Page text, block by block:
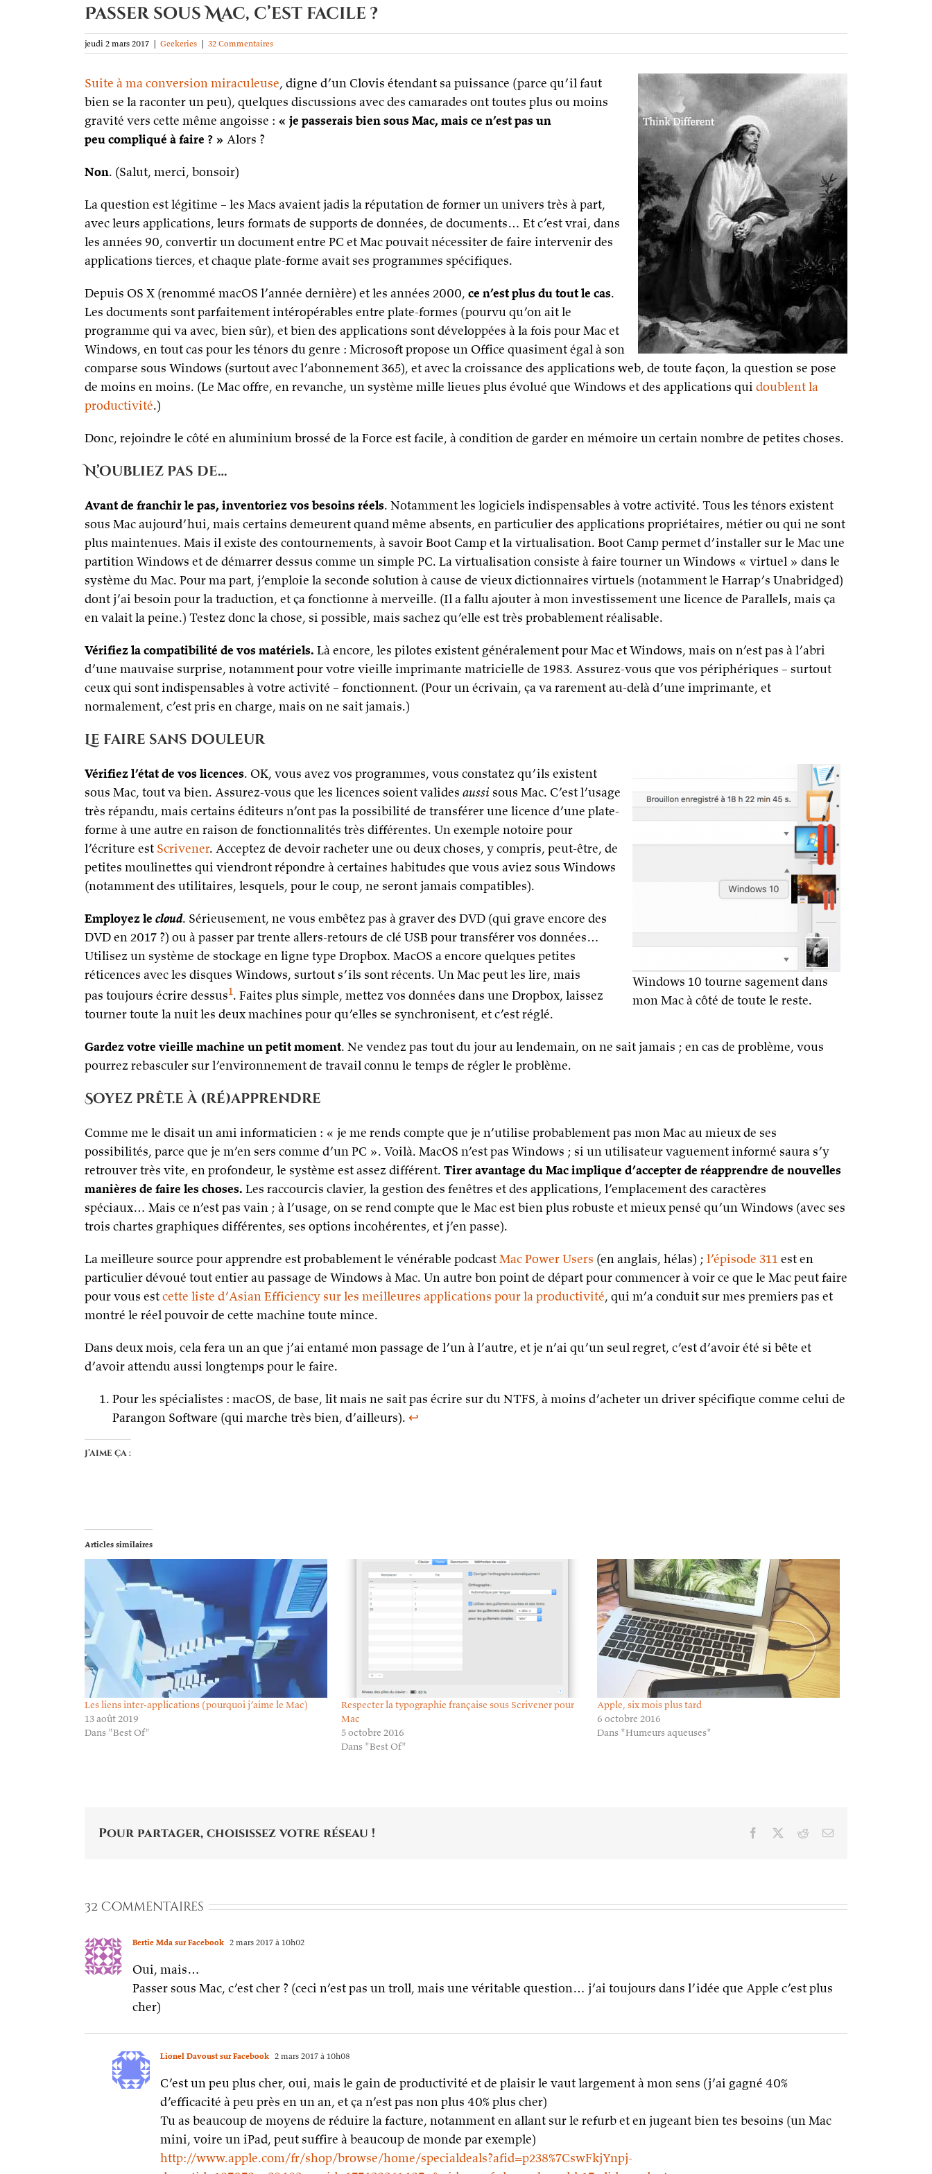
Passer sous Mac, c’est facile ?
jeudi 2 mars 2017 | Geekeries | 32 Commentaires
Suite à ma conversion miraculeuse, digne d’un Clovis étendant sa puissance (parce qu’il faut
bien se la raconter un peu), quelques discussions avec des camarades ont toutes plus ou moins
gravité vers cette même angoisse : « je passerais bien sous Mac, mais ce n’est pas un
peu compliqué à faire ? » Alors ?
Non. (Salut, merci, bonsoir)
La question est légitime – les Macs avaient jadis la réputation de former un univers très à part,
avec leurs applications, leurs formats de supports de données, de documents… Et c’est vrai, dans
les années 90, convertir un document entre PC et Mac pouvait nécessiter de faire intervenir des
applications tierces, et chaque plate-forme avait ses programmes spécifiques.
Depuis OS X (renommé macOS l’année dernière) et les années 2000, ce n’est plus du tout le cas.
Les documents sont parfaitement intéropérables entre plate-formes (pourvu qu’on ait le
programme qui va avec, bien sûr), et bien des applications sont développées à la fois pour Mac et
Windows, en tout cas pour les ténors du genre : Microsoft propose un Office quasiment égal à son
comparse sous Windows (surtout avec l’abonnement 365), et avec la croissance des applications web, de toute façon, la question se pose
de moins en moins. (Le Mac offre, en revanche, un système mille lieues plus évolué que Windows et des applications qui doublent la
productivité.)
Donc, rejoindre le côté en aluminium brossé de la Force est facile, à condition de garder en mémoire un certain nombre de petites choses.
N’oubliez pas de…
Avant de franchir le pas, inventoriez vos besoins réels. Notamment les logiciels indispensables à votre activité. Tous les ténors existent
sous Mac aujourd’hui, mais certains demeurent quand même absents, en particulier des applications propriétaires, métier ou qui ne sont
plus maintenues. Mais il existe des contournements, à savoir Boot Camp et la virtualisation. Boot Camp permet d’installer sur le Mac une
partition Windows et de démarrer dessus comme un simple PC. La virtualisation consiste à faire tourner un Windows « virtuel » dans le
système du Mac. Pour ma part, j’emploie la seconde solution à cause de vieux dictionnaires virtuels (notamment le Harrap’s Unabridged)
dont j’ai besoin pour la traduction, et ça fonctionne à merveille. (Il a fallu ajouter à mon investissement une licence de Parallels, mais ça
en valait la peine.) Testez donc la chose, si possible, mais sachez qu’elle est très probablement réalisable.
Vérifiez la compatibilité de vos matériels. Là encore, les pilotes existent généralement pour Mac et Windows, mais on n’est pas à l’abri
d’une mauvaise surprise, notamment pour votre vieille imprimante matricielle de 1983. Assurez-vous que vos périphériques – surtout
ceux qui sont indispensables à votre activité – fonctionnent. (Pour un écrivain, ça va rarement au-delà d’une imprimante, et
normalement, c’est pris en charge, mais on ne sait jamais.)
Le faire sans douleur
Windows 10 tourne sagement dans
mon Mac à côté de toute le reste.
Vérifiez l’état de vos licences. OK, vous avez vos programmes, vous constatez qu’ils existent
sous Mac, tout va bien. Assurez-vous que les licences soient valides aussi sous Mac. C’est l’usage
très répandu, mais certains éditeurs n’ont pas la possibilité de transférer une licence d’une plate-
forme à une autre en raison de fonctionnalités très différentes. Un exemple notoire pour
l’écriture est Scrivener. Acceptez de devoir racheter une ou deux choses, y compris, peut-être, de
petites moulinettes qui viendront répondre à certaines habitudes que vous aviez sous Windows
(notamment des utilitaires, lesquels, pour le coup, ne seront jamais compatibles).
Employez le cloud. Sérieusement, ne vous embêtez pas à graver des DVD (qui grave encore des
DVD en 2017 ?) ou à passer par trente allers-retours de clé USB pour transférer vos données…
Utilisez un système de stockage en ligne type Dropbox. MacOS a encore quelques petites
réticences avec les disques Windows, surtout s’ils sont récents. Un Mac peut les lire, mais
pas toujours écrire dessus1. Faites plus simple, mettez vos données dans une Dropbox, laissez
tourner toute la nuit les deux machines pour qu’elles se synchronisent, et c’est réglé.
Gardez votre vieille machine un petit moment. Ne vendez pas tout du jour au lendemain, on ne sait jamais ; en cas de problème, vous
pourrez rebasculer sur l’environnement de travail connu le temps de régler le problème.
Soyez prêt.e à (ré)apprendre
Comme me le disait un ami informaticien : « je me rends compte que je n’utilise probablement pas mon Mac au mieux de ses
possibilités, parce que je m’en sers comme d’un PC ». Voilà. MacOS n’est pas Windows ; si un utilisateur vaguement informé saura s’y
retrouver très vite, en profondeur, le système est assez différent. Tirer avantage du Mac implique d’accepter de réapprendre de nouvelles
manières de faire les choses. Les raccourcis clavier, la gestion des fenêtres et des applications, l’emplacement des caractères
spéciaux… Mais ce n’est pas vain ; à l’usage, on se rend compte que le Mac est bien plus robuste et mieux pensé qu’un Windows (avec ses
trois chartes graphiques différentes, ses options incohérentes, et j’en passe).
La meilleure source pour apprendre est probablement le vénérable podcastMac Power Users (en anglais, hélas) ; l’épisode 311 est en
particulier dévoué tout entier au passage de Windows à Mac. Un autre bon point de départ pour commencer à voir ce que le Mac peut faire
pour vous estcette liste d’Asian Efficiency sur les meilleures applications pour la productivité, qui m’a conduit sur mes premiers pas et
montré le réel pouvoir de cette machine toute mince.
Dans deux mois, cela fera un an que j’ai entamé mon passage de l’un à l’autre, et je n’ai qu’un seul regret, c’est d’avoir été si bête et
d’avoir attendu aussi longtemps pour le faire.
Pour les spécialistes : macOS, de base, lit mais ne sait pas écrire sur du NTFS, à moins d’acheter un driver spécifique comme celui de
Parangon Software (qui marche très bien, d’ailleurs). ↩
J’aime ça :
Articles similaires
Les liens inter-applications (pourquoi j’aime le Mac)
13 août 2019
Dans "Best Of"
Respecter la typographie française sous Scrivener pour
Mac
5 octobre 2016
Dans "Best Of"
Apple, six mois plus tard
6 octobre 2016
Dans "Humeurs aqueuses"
Pour partager, choisissez votre réseau ! Facebook RedditEmail
32 Commentaires
Bertie Mda sur Facebook 2 mars 2017 à 10h02
Oui, mais…
Passer sous Mac, c’est cher ? (ceci n’est pas un troll, mais une véritable question… j’ai toujours dans l’idée que Apple c’est plus
cher)
Lionel Davoust sur Facebook 2 mars 2017 à 10h08
C’est un peu plus cher, oui, mais le gain de productivité et de plaisir le vaut largement à mon sens (j’ai gagné 40%
d’efficacité à peu près en un an, et ça n’est pas non plus 40% plus cher)
Tu as beaucoup de moyens de réduire la facture, notamment en allant sur le refurb et en jugeant bien tes besoins (un Mac
mini, voire un iPad, peut suffire à beaucoup de monde par exemple)
http://www.apple.com/fr/shop/browse/home/specialdeals?afid=p238%7CswFkjYnpj-